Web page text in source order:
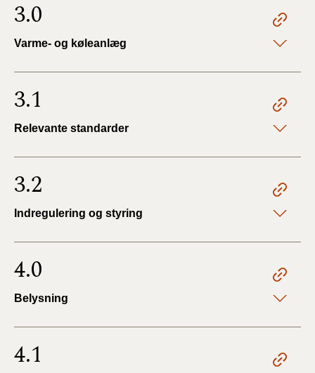
3.0
Varme- og køleanlæg
3.1
Relevante standarder
3.2
Indregulering og styring
4.0
Belysning
4.1